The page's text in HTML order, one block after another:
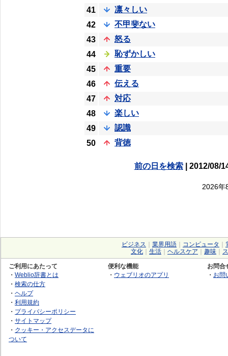
41
凛々しい
42
不甲斐ない
43
怒る
44
恥ずかしい
45
重要
46
伝える
47
対応
48
楽しい
49
認識
50
背徳
前の日を検索| 2012/08/
2026年
ビジネス 業界用語 コンピュータ
文化
生活 ヘルスケア 趣味
ご利用にあたって
・ Weblio辞書とは
・ 検索の仕方
・ ヘルプ
・ 利用規約
・ プライバシーポリシー
・ サイトマップ
・ クッキー・アクセスデータに
ついて
便利な機能
・ ウェブリオのアプリ
お問合
・ お問